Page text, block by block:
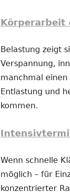
Körperarbeit
Belastung zeigt
Verspannung,
manchmal
Entlastung und
kommen.
Wenn schnelle
möglich – für
konzentrierter